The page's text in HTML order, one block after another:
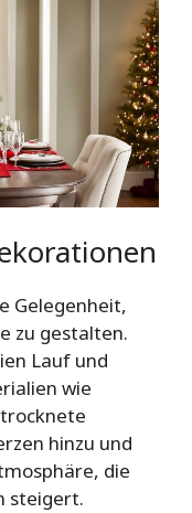
Gelegenheit,
zu gestalten.
Lauf und
wie
hinzu und
die
steigert.